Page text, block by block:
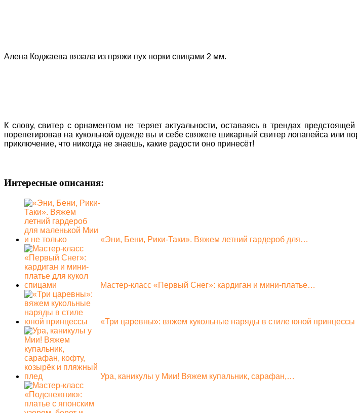
Алена Коджаева вязала из пряжи пух норки спицами 2 мм.
К слову, свитер с орнаментом не теряет актуальности, оставаясь в трендах
порепетировав на кукольной одежде вы и себе свяжете шикарный свитер лопапейса или
приключение, что никогда не знаешь, какие радости оно принесёт!
Интересные описания:
«Эни, Бени, Рики-Таки». Вяжем летний гардероб для…
Мастер-класс «Первый Снег»: кардиган и мини-платье…
«Три царевны»: вяжем кукольные наряды в стиле юной принцессы
Ура, каникулы у Мии! Вяжем купальник, сарафан,…